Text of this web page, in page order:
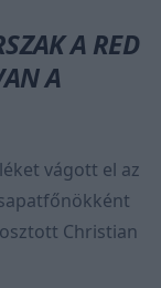
A RED
A
vágott el az
Christian